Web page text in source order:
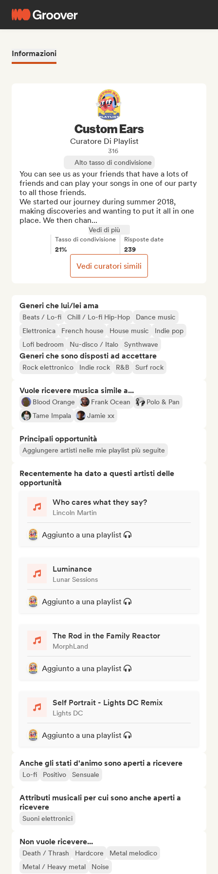
Informazioni
Generi che lui/lei ama
Beats / Lo-fi Chill / Lo-fi Hip-Hop
Dance music
Elettronica
French house House music
Indie pop
Lofi bedroom
Nu-disco / Italo Synthwave
Generi che sono disposti ad accettare
Rock elettronico Indie rock R&B Surf rock
Vuole ricevere musica simile a...
Blood Orange Frank Ocean
Polo & Pan
Tame Impala
Jamie xx
Principali opportunità
Aggiungere artisti nelle mie playlist più seguite
Recentemente ha dato a questi artisti delle
opportunità
Who cares what they say?
Lincoln Martin
Aggiunto a una playlist
Luminance
Lunar Sessions
Aggiunto a una playlist
The Rod in the Family Reactor
MorphLand
Aggiunto a una playlist
Self Portrait - Lights DC Remix
Lights DC
Aggiunto a una playlist
Anche gli stati d'animo sono aperti a ricevere
Lo-fi Positivo Sensuale
Attributi musicali per cui sono anche aperti a
ricevere
Suoni elettronici
Non vuole ricevere...
Death / Thrash Hardcore
Metal melodico
Metal / Heavy metal
Noise
Custom Ears
Curatore Di Playlist
316
Alto tasso di condivisione
You can see us as your friends that have a lots of
friends and can play your songs in one of our party
to all those friends.
We started our journey during summer 2018,
making discoveries and wanting to put it all in one
place. We then chan...
Vedi di più
Tasso di condivisione
21%
Risposte date
239
Vedi curatori simili